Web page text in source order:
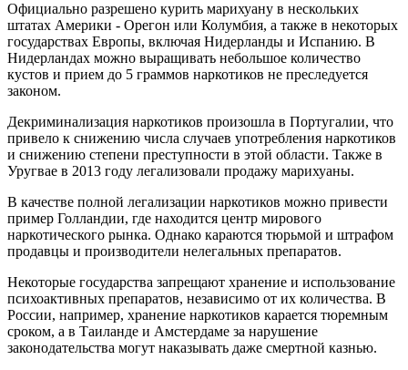
Официально разрешено курить марихуану в нескольких
штатах Америки - Орегон или Колумбия, а также в некоторых
государствах Европы, включая Нидерланды и Испанию. В
Нидерландах можно выращивать небольшое количество
кустов и прием до 5 граммов наркотиков не преследуется
законом.
Декриминализация наркотиков произошла в Португалии, что
привело к снижению числа случаев употребления наркотиков
и снижению степени преступности в этой области. Также в
Уругвае в 2013 году легализовали продажу марихуаны.
В качестве полной легализации наркотиков можно привести
пример Голландии, где находится центр мирового
наркотического рынка. Однако караются тюрьмой и штрафом
продавцы и производители нелегальных препаратов.
Некоторые государства запрещают хранение и использование
психоактивных препаратов, независимо от их количества. В
России, например, хранение наркотиков карается тюремным
сроком, а в Таиланде и Амстердаме за нарушение
законодательства могут наказывать даже смертной казнью.